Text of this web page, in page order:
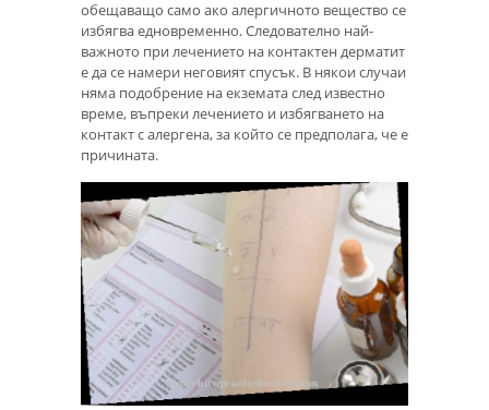
обещаващо само ако алергичното вещество се
избягва едновременно. Следователно най-
важното при лечението на контактен дерматит
е да се намери неговият спусък. В някои случаи
няма подобрение на екземата след известно
време, въпреки лечението и избягването на
контакт с алергена, за който се предполага, че е
причината.